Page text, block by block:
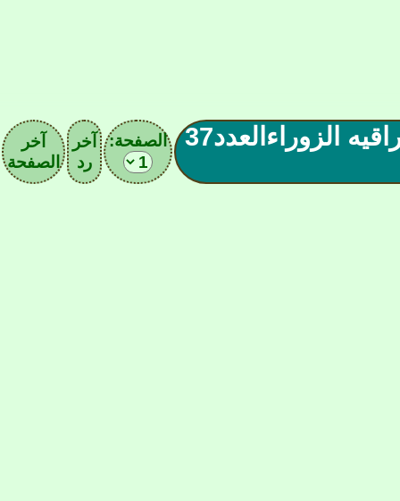
زعيم اكبرقاعدةجماهيريةومدرسه الكره العراقيه الزوراءالعدد37 الصفحة:
آخر
رد
آخر
الصفحة